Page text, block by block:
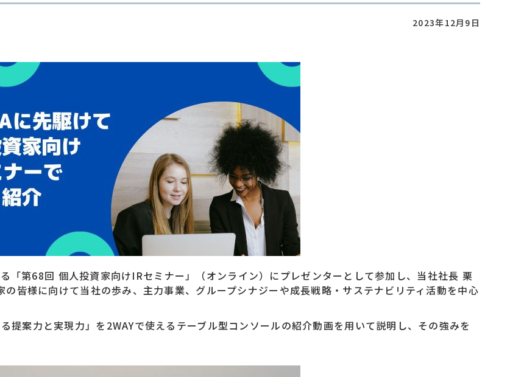
2023年12月9日
「第68回 個人投資家向けIRセミナー」（オンライン）にプレゼンターとして参加し、当社社長 栗
皆様に向けて当社の歩み、主力事業、グループシナジーや成長戦略・サステナビリティ活動を中心
提案力と実現力」を2WAYで使えるテーブル型コンソールの紹介動画を用いて説明し、その強みを